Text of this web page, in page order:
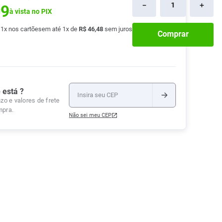
Umedecidas
Tiras para Teste
Ver Tudo
Ver Tudo
Esponjas
à vista no PIX
1x nos cartõesem até 1x de R$ 46,48 sem juros
＋
－
Comprar
está ?
e valores de frete
Não sei meu CEP